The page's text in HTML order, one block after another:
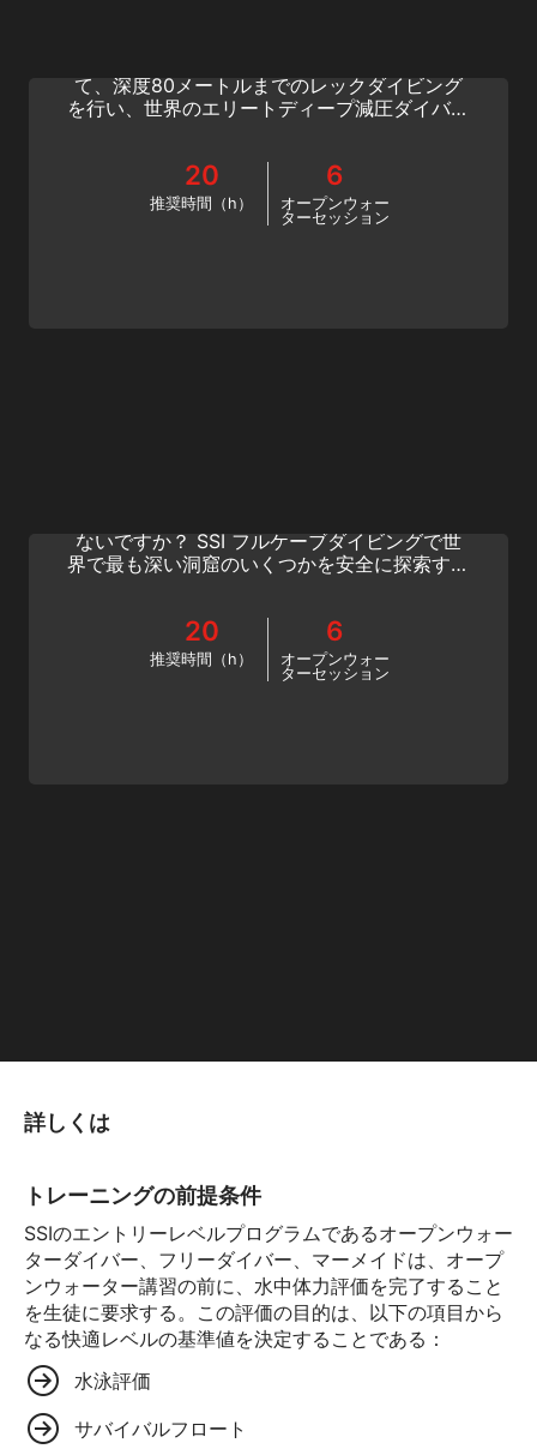
て、深度80メートルまでのレックダイビング
を行い、世界のエリートディープ減圧ダイバー
20
推奨時間（h）
6
オープンウォー
ターセッション
ないですか？ SSI フルケーブダイビングで世
界で最も深い洞窟のいくつかを安全に探索する
20
推奨時間（h）
6
オープンウォー
ターセッション
詳しくは
トレーニングの前提条件
SSIのエントリーレベルプログラムであるオープンウォー
ターダイバー、フリーダイバー、マーメイドは、オープ
ンウォーター講習の前に、水中体力評価を完了すること
を生徒に要求する。この評価の目的は、以下の項目から
なる快適レベルの基準値を決定することである：
水泳評価
サバイバルフロート